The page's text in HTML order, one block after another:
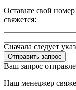
Оставьте свой
свяжется:
Сначала следует
Отправить запрос
Ваш запрос
Наш менеджер